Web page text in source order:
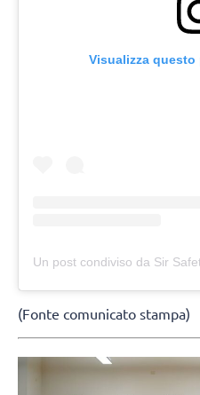
Visualizza
(Fonte comunicato stampa)